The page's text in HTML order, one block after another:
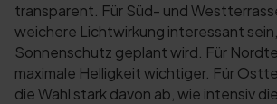
transparent. Für Süd- und
weichere Lichtwirkung interessant
Sonnenschutz geplant wird. Für
maximale Helligkeit wichtiger. Für
die Wahl stark davon ab, wie intensiv